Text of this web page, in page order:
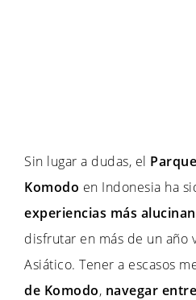
Sin lugar a dudas, el
Komodo en Indonesia ha
experiencias más
disfrutar en más de un año
Asiático. Tener a escasos
de Komodo, navegar